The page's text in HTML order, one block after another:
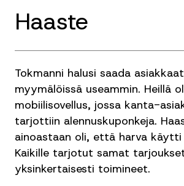
Haaste
Tokmanni halusi saada
myymälöissä useammin. Heillä
mobiilisovellus, jossa kanta-
tarjottiin alennuskuponkeja.
ainoastaan oli, että harva käytti
Kaikille tarjotut samat
yksinkertaisesti toimineet.